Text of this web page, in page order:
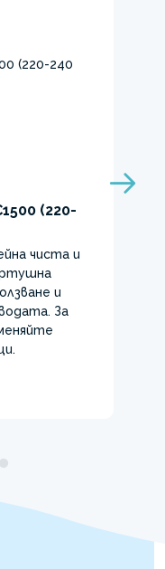
(220-
чиста и
и
За